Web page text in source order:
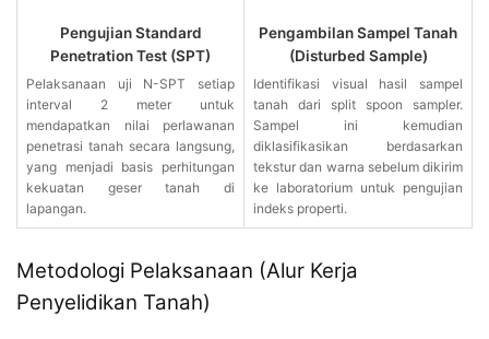
Pengujian Standard
Penetration Test (SPT)
Pelaksanaan uji N-SPT setiap
interval 2 meter untuk
mendapatkan nilai perlawanan
penetrasi tanah secara langsung,
yang menjadi basis perhitungan
kekuatan geser tanah di
lapangan.
Pengambilan Sampel Tanah
(Disturbed Sample)
Identifikasi visual hasil sampel
tanah dari split spoon sampler.
Sampel ini kemudian
diklasifikasikan berdasarkan
tekstur dan warna sebelum dikirim
ke laboratorium untuk pengujian
indeks properti.
Metodologi Pelaksanaan (Alur Kerja
Penyelidikan Tanah)